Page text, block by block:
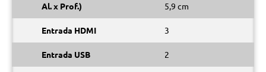
Al. x Prof.)
5,9 cm
Entrada HDMI 3
Entrada USB 2